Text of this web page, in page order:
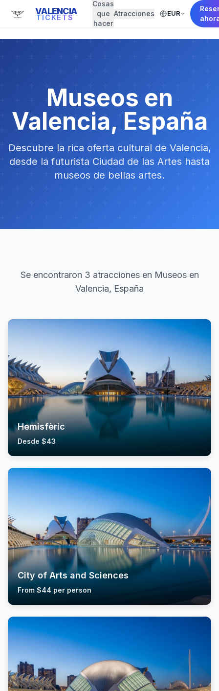
VALENCIA
TICKETS
Cosas
que
hacer
Atracciones EUR
Museos en
Valencia, España
Descubre la rica oferta cultural de Valencia,
desde la futurista Ciudad de las Artes hasta
museos de bellas artes.
Se encontraron 3 atracciones en Museos en
Valencia, España
Hemisfèric
Desde $43
City of Arts and Sciences
From $44 per person